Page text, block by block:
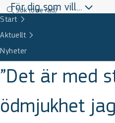
Sök(övre rad)
För dig som vill...
Start
Aktuellt
Nyheter
”Det är med
ödmjukhet